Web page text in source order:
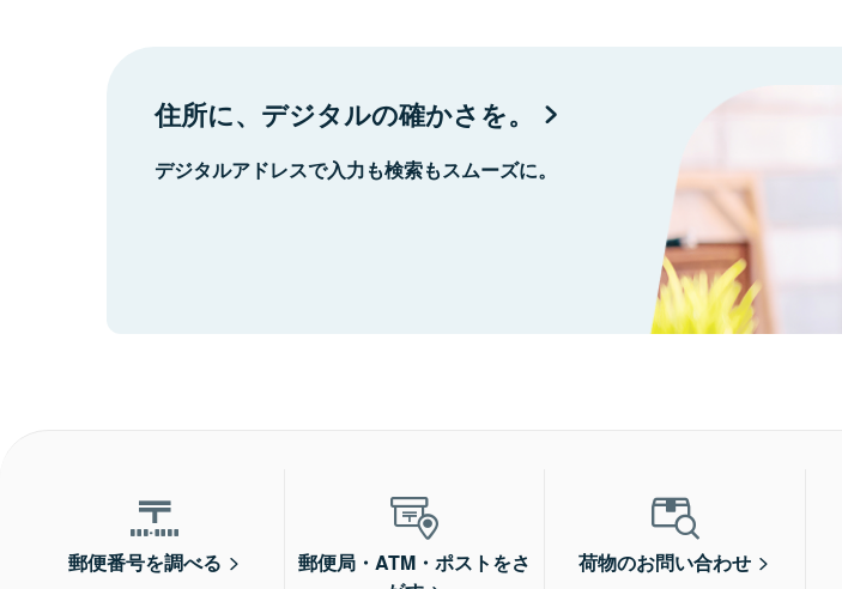
住所に、デジタルの確かさを。
デジタルアドレスで入力も検索もスムーズに。
郵便番号を調べる
郵便局・ATM・ポストをさ
荷物のお問い合わせ